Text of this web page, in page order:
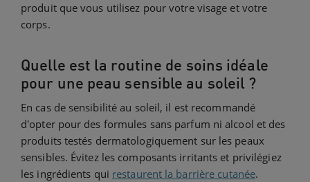
produit que vous utilisez pour votre visage et votre
corps.
Quelle est la routine de soins idéale
pour une peau sensible au soleil ?
En cas de sensibilité au soleil, il est recommandé
d'opter pour des formules sans parfum ni alcool et des
produits testés dermatologiquement sur les peaux
sensibles. Évitez les composants irritants et privilégiez
les ingrédients qui restaurent la barrière cutanée.